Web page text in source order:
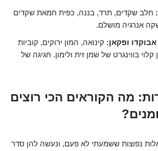
חלב שקדים, תרד, בננה, כפית חמאת שקדים
אנרגיה מושלם.
ופקאן: קינואה, המון ירוקים, קוביות
בווינגרט של שמן זית ולימון. חגיגה של
מה הקוראים הכי רוצים
נפוצות ששמעתי לא פעם, ונעשה להן סדר